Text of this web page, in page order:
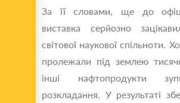
За її словами, ще до
виставка серйозно
світової наукової спільноти.
пролежали під землею
інші нафтопродукти
розкладання. У результаті